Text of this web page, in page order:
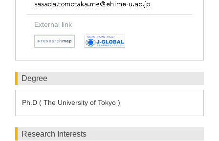
External link
Degree
Ph.D ( The University of Tokyo )
Research Interests